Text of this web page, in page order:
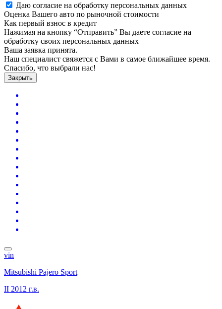
Даю согласие на обработку персональных данных
Оценка Вашего авто по рыночной стоимости
Как первый взнос в кредит
Нажимая на кнопку “Отправить” Вы даете согласие на
обработку своих персональных данных
Ваша заявка принята.
Наш специалист свяжется с Вами в самое ближайшее время.
Спасибо, что выбрали нас!
Закрыть
vin
Mitsubishi Pajero Sport
II 2012 г.в.